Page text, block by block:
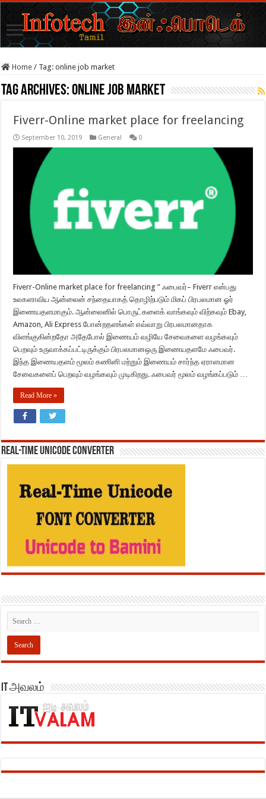
Home / Tag:online job market
Tag Archives:online job market
Fiverr-Online market place for freelancing
September 10, 2019 General 0
Fiverr-Online market place for freelancing ” ஃபைவர்– Fiverr என்பது
உலகளாவிய ஆன்லைன் சந்தையாகத் தொழிற்படும் மிகப் பிரபலமான ஓர்
இணையதளமாகும். ஆன்லைனில் பொருட்களைக் வாங்கவும் விற்கவும் Ebay,
Amazon, Ali Express போன்றதளங்கள் எவ்வாறு பிரபலமானதாக
விளங்குகின்றதோ அதேபோல் இணையம் வழியே சேவைகளை வழங்கவும்
பெறவும் உருவாக்கப்பட்டிருக்கும் பிரபலமானஒரு இணையதளமே ஃபைவர்.
இந்த இணையதளம் மூலம் கணினி மற்றும் இணையம் சார்ந்த ஏராளமான
சேவைகளைப் பெறவும் வழங்கவும் முடிகிறது. ஃபைவர் மூலம் வழங்கப்படும் …
Read More »
REAL-TIME UNICODE CONVERTER
IT அவலம்